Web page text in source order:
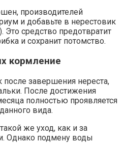
производителей
и добавьте в нерестовик
Это средство предотвратит
и сохранит потомство.
кормление
завершения нереста,
После достижения
полностью проявляется
вида.
же уход, как и за
Однако подмену воды